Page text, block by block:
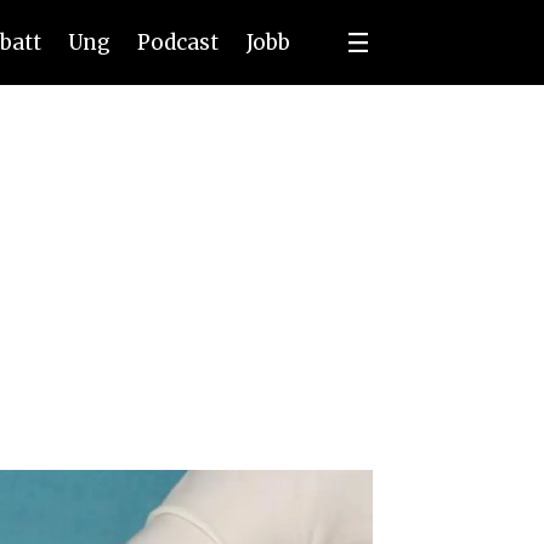
Ung Podcast Jobb